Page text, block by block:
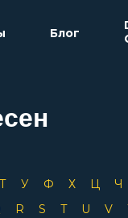
Блог
Т У Ф Х Ц Ч
R S T U V